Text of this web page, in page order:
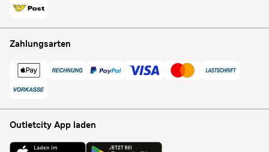
Zahlungsarten
Outletcity App laden